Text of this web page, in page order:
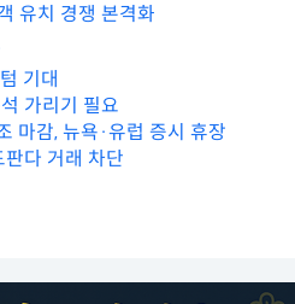
유치 경쟁 본격화
기대
가리기 필요
마감, 뉴욕·유럽 증시 휴장
다 거래 차단